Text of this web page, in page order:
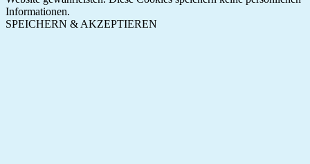
Informationen.
SPEICHERN & AKZEPTIEREN